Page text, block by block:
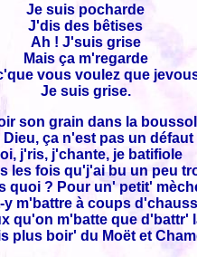
Je suis pocharde
J'dis des bêtises
Ah ! J'suis grise
Mais ça m'regarde
vous voulez que
Je suis grise.
son grain dans la
Dieu, ça n'est pas un défaut
j'ris, j'chante, je batifiole
les fois qu'j'ai bu un peu
quoi ? Pour un' petit'
y m'battre à coups
qu'on m'batte que d'battr'
plus boir' du Moët et